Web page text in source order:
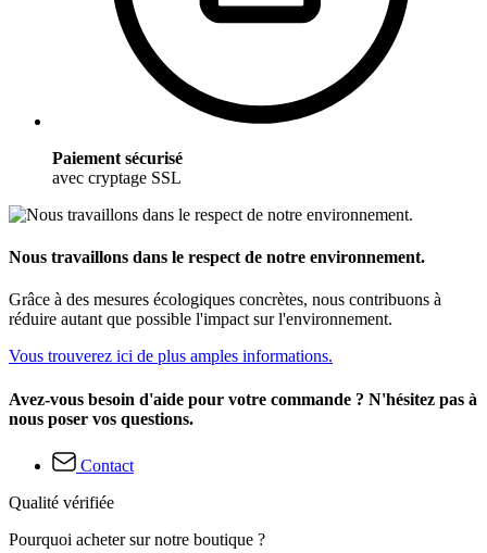
Paiement sécurisé
avec cryptage SSL
Nous travaillons dans le respect de notre environnement.
Grâce à des mesures écologiques concrètes, nous contribuons à
réduire autant que possible l'impact sur l'environnement.
Vous trouverez ici de plus amples informations.
Avez-vous besoin d'aide pour votre commande ? N'hésitez pas à
nous poser vos questions.
Contact
Qualité vérifiée
Pourquoi acheter sur notre boutique ?